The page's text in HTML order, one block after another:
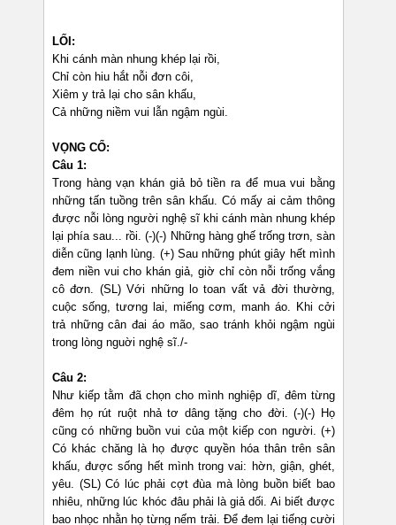
LỐI:
Khi cánh màn nhung khép lại rồi,
Chỉ còn hiu hắt nỗi đơn côi,
Xiêm y trả lại cho sân khấu,
Cả những niềm vui lẫn ngậm ngùi.
VỌNG CỔ:
Câu 1:
Trong hàng vạn khán giả bỏ tiền ra để mua vui bằng
những tấn tuồng trên sân khấu. Có mấy ai cảm thông
được nỗi lòng người nghệ sĩ khi cánh màn nhung khép
lại phía sau... rồi. (-)(-) Những hàng ghế trống trơn, sàn
diễn cũng lạnh lùng. (+) Sau những phút giây hết mình
đem niền vui cho khán giả, giờ chỉ còn nỗi trống vắng
cô đơn. (SL) Với những lo toan vất vả đời thường,
cuộc sống, tương lai, miếng cơm, manh áo. Khi cởi
trả những cân đai áo mão, sao tránh khỏi ngậm ngùi
trong lòng nguời nghệ sĩ./-
Câu 2:
Như kiếp tằm đã chọn cho mình nghiệp dĩ, đêm từng
đêm họ rút ruột nhả tơ dâng tặng cho đời. (-)(-) Họ
cũng có những buồn vui của một kiếp con người. (+)
Có khác chăng là họ được quyền hóa thân trên sân
khấu, được sống hết mình trong vai: hờn, giận, ghét,
yêu. (SL) Có lúc phải cợt đùa mà lòng buồn biết bao
nhiêu, những lúc khóc đâu phải là giả dối. Ai biết được
bao nhọc nhằn họ từng nếm trải. Để đem lại tiếng cười